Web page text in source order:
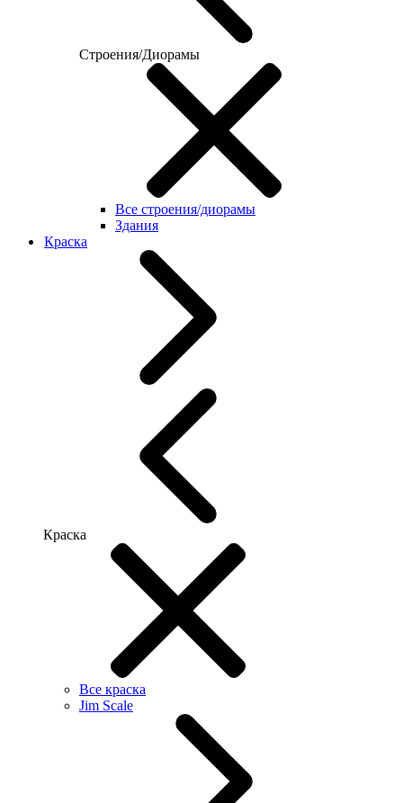
Строения/Диорамы
Все строения/диорамы
Здания
Краска
Краска
Все краска
Jim Scale